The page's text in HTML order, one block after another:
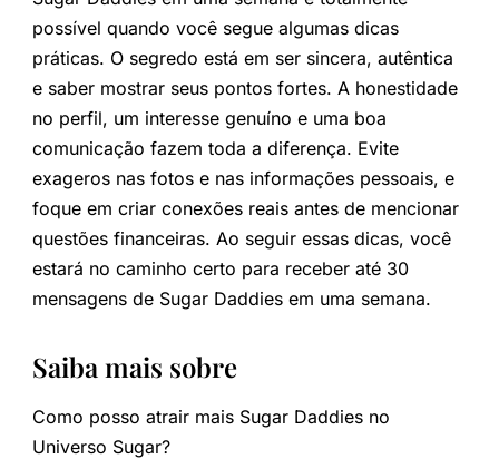
possível quando você segue algumas dicas
práticas. O segredo está em ser sincera, autêntica
e saber mostrar seus pontos fortes. A honestidade
no perfil, um interesse genuíno e uma boa
comunicação fazem toda a diferença. Evite
exageros nas fotos e nas informações pessoais, e
foque em criar conexões reais antes de mencionar
questões financeiras. Ao seguir essas dicas, você
estará no caminho certo para receber até 30
mensagens de Sugar Daddies em uma semana.
Saiba mais sobre
Como posso atrair mais Sugar Daddies no
Universo Sugar?